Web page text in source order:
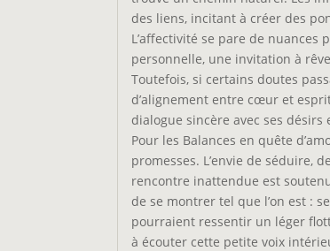
des liens, incitant à créer des
L’affectivité se pare de
personnelle, une invitation à
Toutefois, si certains doutes
d’alignement entre cœur et
dialogue sincère avec ses
Pour les Balances en quête
promesses. L’envie de séduire,
rencontre inattendue est
de se montrer tel que l’on est :
pourraient ressentir un léger
à écouter cette petite voix